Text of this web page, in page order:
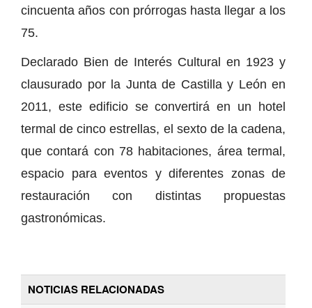
cincuenta años con prórrogas hasta llegar a los
75.
Declarado Bien de Interés Cultural en 1923 y
clausurado por la Junta de Castilla y León en
2011, este edificio se convertirá en un hotel
termal de cinco estrellas, el sexto de la cadena,
que contará con 78 habitaciones, área termal,
espacio para eventos y diferentes zonas de
restauración con distintas propuestas
gastronómicas.
NOTICIAS RELACIONADAS